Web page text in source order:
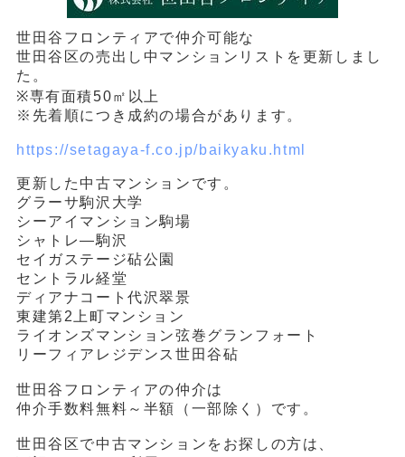
世田谷フロンティアで仲介可能な
世田谷区の売出し中マンションリストを更新しまし
た。
※専有面積50㎡以上
※先着順につき成約の場合があります。
https://setagaya-f.co.jp/baikyaku.html
更新した中古マンションです。
グラーサ駒沢大学
シーアイマンション駒場
シャトレ―駒沢
セイガステージ砧公園
セントラル経堂
ディアナコート代沢翠景
東建第2上町マンション
ライオンズマンション弦巻グランフォート
リーフィアレジデンス世田谷砧
世田谷フロンティアの仲介は
仲介手数料無料～半額（一部除く）です。
世田谷区で中古マンションをお探しの方は、